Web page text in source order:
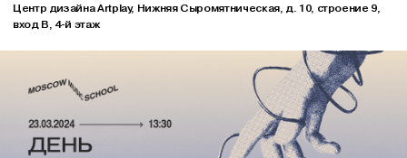
Центр дизайна Artplay, Нижняя Сыромятническая, д. 10, строение 9,
вход В, 4-й этаж